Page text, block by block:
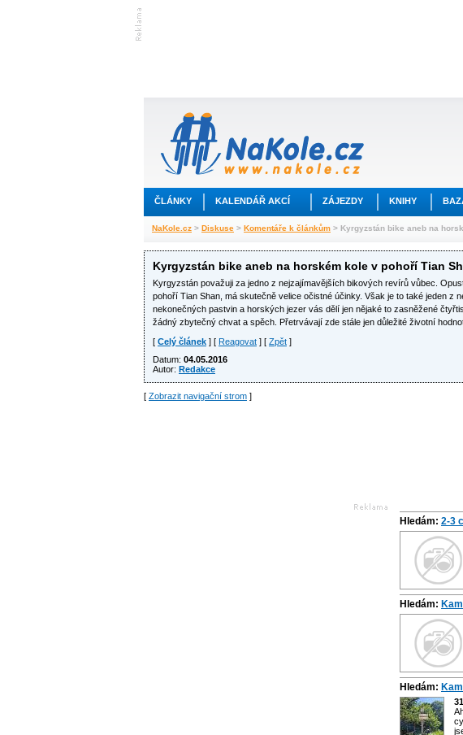
ČLÁNKY KALENDÁŘ AKCÍ ZÁJEZDY KNIHY
NaKole.cz > Diskuse > Komentáře k článkům > Kyrgyzstán bike aneb na
Kyrgyzstán bike aneb na horském kole v pohoří Tian
Kyrgyzstán považuji za jedno z nejzajímavějších bikových revírů vůbec.
pohoří Tian Shan, má skutečně velice očistné účinky. Však je to také jeden z
nekonečných pastvin a horských jezer vás dělí jen nějaké to zasněžené
žádný zbytečný chvat a spěch. Přetrvávají zde stále jen důležité životní
[ Celý článek ] [ Reagovat ] [ Zpět ]
Datum: 04.05.2016
Autor: Redakce
[ Zobrazit navigační strom ]
Hledám: 2-3
Hledám:
Hledám: